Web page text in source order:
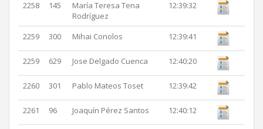
2258 145
María Teresa Tena
Rodríguez
12:39:32
2259 300 Mihai Conolos 12:39:41
2259 629 Jose Delgado Cuenca 12:40:20
2260 301 Pablo Mateos Toset 12:39:42
2261 96 Joaquín Pérez Santos 12:40:12